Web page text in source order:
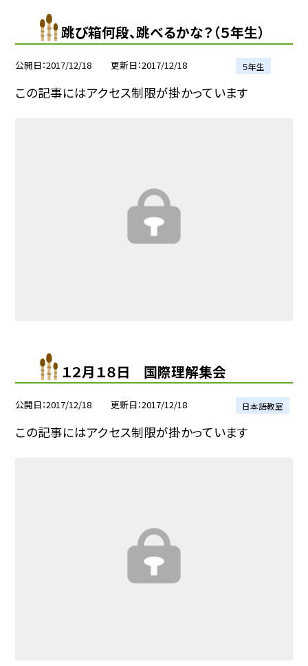
跳び箱何段、跳べるかな？（５年生）
公開日 2017/12/18 更新日 2017/12/18 ５年生
この記事にはアクセス制限が掛かっています
１２月１８日 国際理解集会
公開日 2017/12/18 更新日 2017/12/18 日本語教室
この記事にはアクセス制限が掛かっています